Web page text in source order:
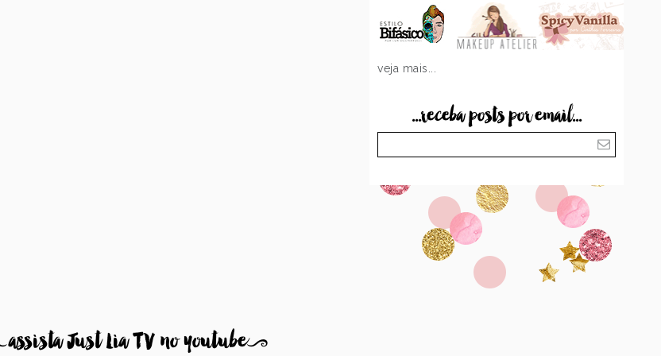
veja mais...
...receba posts por email...
assista Just Lia TV no youtube9